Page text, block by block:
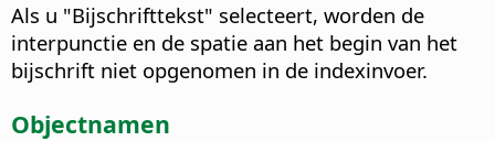
Als u "Bijschrifttekst" selecteert, worden de
interpunctie en de spatie aan het begin van het
bijschrift niet opgenomen in de indexinvoer.
Objectnamen